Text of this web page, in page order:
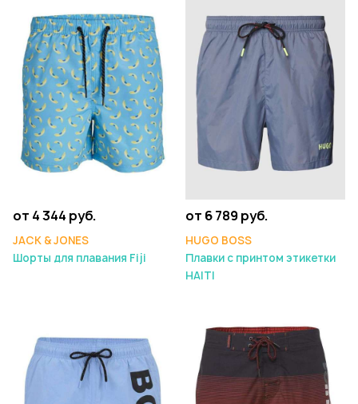
от 4 344 руб.
JACK & JONES
Шорты для плавания Fiji
от 6 789 руб.
HUGO BOSS
Плавки с принтом этикетки
HAITI